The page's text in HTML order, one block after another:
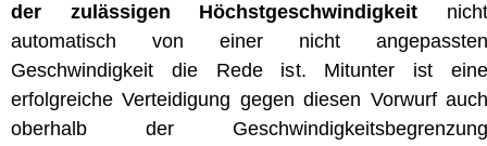
der zulässigen Höchstgeschwindigkeit
automatisch von einer nicht angepassten
Geschwindigkeit die Rede ist. Mitunter ist eine
erfolgreiche Verteidigung gegen diesen Vorwurf auch
oberhalb der Geschwindigkeitsbegrenzung